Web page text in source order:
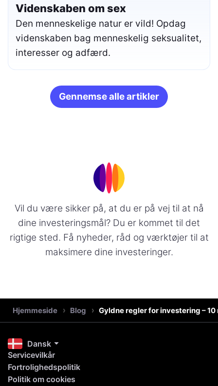
Videnskaben om sex
Den menneskelige natur er vild! Opdag
videnskaben bag menneskelig seksualitet,
interesser og adfærd.
Gennemse alle artikler
Vil du være sikker på, at du er på vej til at nå
dine investeringsmål? Du er kommet til det
rigtige sted. Få nyheder, råd og værktøjer til at
maksimere dine investeringer.
Hjemmeside Blog Gyldne regler for investering –
Dansk
Servicevilkår
Fortrolighedspolitik
Politik om cookies